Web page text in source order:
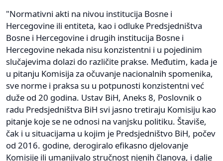
"Normativni akti na nivou institucija Bosne i
Hercegovine ili entiteta, kao i odluke Predsjedništva
Bosne i Hercegovine i drugih institucija Bosne i
Hercegovine nekada nisu konzistentni i u pojedinim
slučajevima dolazi do različite prakse. Međutim, kada je
u pitanju Komisija za očuvanje nacionalnih spomenika,
sve norme i praksa su u potpunosti konzistentni već
duže od 20 godina. Ustav BiH, Aneks 8, Poslovnik o
radu Predsjedništva BiH svi jasno tretiraju Komisiju kao
pitanje koje se ne odnosi na vanjsku politiku. Štaviše,
čak i u situacijama u kojim je Predsjedništvo BiH, počev
od 2016. godine, derogiralo efikasno djelovanje
Komisije ili umanjivalo stručnost njenih članova, i dalje